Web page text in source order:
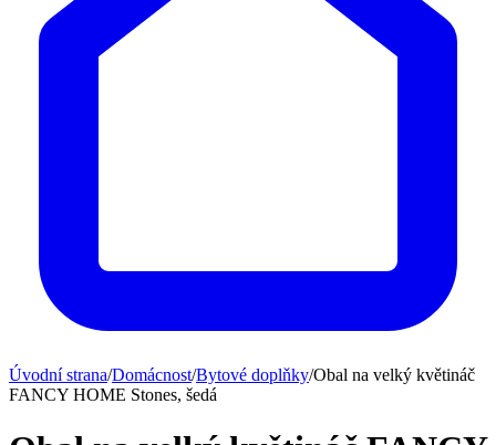
Úvodní strana/Domácnost/Bytové doplňky/Obal na velký květináč
FANCY HOME Stones, šedá